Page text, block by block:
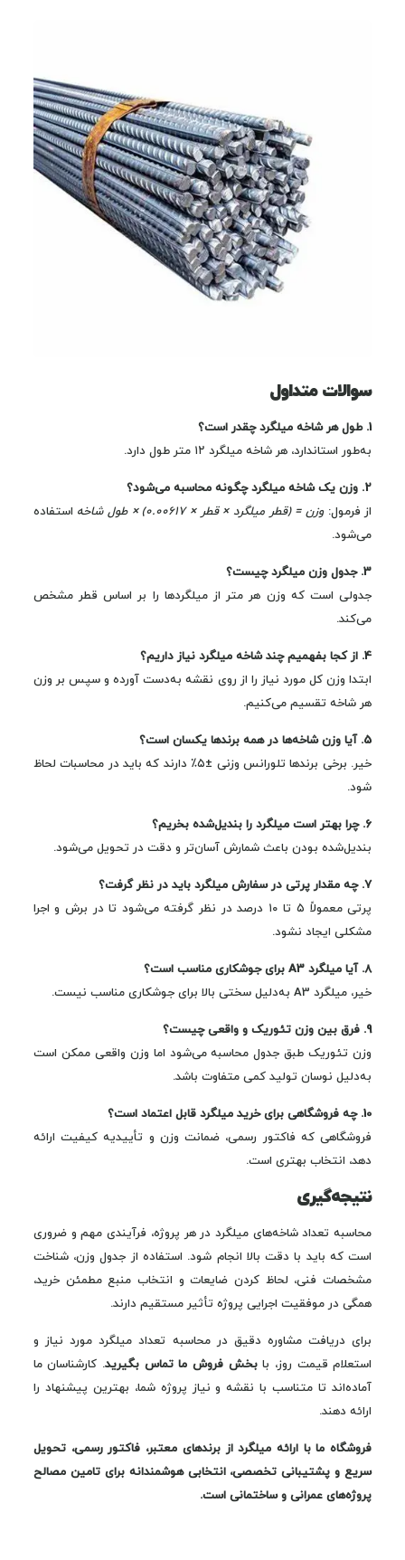
سوالات متداول
1. طول هر شاخه میلگرد چقدر است؟
به‌طور استاندارد، هر شاخه میلگرد ۱۲ متر طول دارد.
2. وزن یک شاخه میلگرد چگونه محاسبه می‌شود؟
از فرمول:وزن = (قطر میلگرد × قطر × 0.00617) × طول شاخه
استفاده
می‌شود.
3. جدول وزن میلگرد چیست؟
جدولی است که وزن هر متر از میلگردها را بر اساس قطر مشخص
می‌کند.
4. از کجا بفهمیم چند شاخه میلگرد نیاز داریم؟
ابتدا وزن کل مورد نیاز را از روی نقشه به‌دست آورده و سپس بر وزن
هر شاخه تقسیم می‌کنیم.
5. آیا وزن شاخه‌ها در همه برندها یکسان است؟
خیر. برخی برندها تلورانس وزنی ±۵٪ دارند که باید در محاسبات لحاظ
شود.
6. چرا بهتر است میلگرد را بندیل‌شده بخریم؟
بندیل‌شده بودن باعث شمارش آسان‌تر و دقت در تحویل می‌شود.
7. چه مقدار پرتی در سفارش میلگرد باید در نظر گرفت؟
پرتی معمولاً ۵ تا ۱۰ درصد در نظر گرفته می‌شود تا در برش و اجرا
مشکلی ایجاد نشود.
8. آیا میلگرد A3 برای جوشکاری مناسب است؟
خیر، میلگرد A3 به‌دلیل سختی بالا برای جوشکاری مناسب نیست.
9. فرق بین وزن تئوریک و واقعی چیست؟
وزن تئوریک طبق جدول محاسبه می‌شود اما وزن واقعی ممکن است
به‌دلیل نوسان تولید کمی متفاوت باشد.
10. چه فروشگاهی برای خرید میلگرد قابل اعتماد است؟
فروشگاهی که فاکتور رسمی، ضمانت وزن و تأییدیه کیفیت ارائه
دهد، انتخاب بهتری است.
نتیجه‌گیری
محاسبه تعداد شاخه‌های میلگرد در هر پروژه، فرآیندی مهم و ضروری
است که باید با دقت بالا انجام شود. استفاده از جدول وزن، شناخت
مشخصات فنی، لحاظ کردن ضایعات و انتخاب منبع مطمئن خرید،
همگی در موفقیت اجرایی پروژه تأثیر مستقیم دارند.
برای دریافت مشاوره دقیق در محاسبه تعداد میلگرد مورد نیاز و
استعلام قیمت روز، بابخش فروش ما تماس بگیرید. کارشناسان ما
آماده‌اند تا متناسب با نقشه و نیاز پروژه شما، بهترین پیشنهاد را
ارائه دهند.
فروشگاه ما با ارائه میلگرد از برندهای معتبر، فاکتور رسمی، تحویل
سریع و پشتیبانی تخصصی، انتخابی هوشمندانه برای تامین مصالح
پروژه‌های عمرانی و ساختمانی است.